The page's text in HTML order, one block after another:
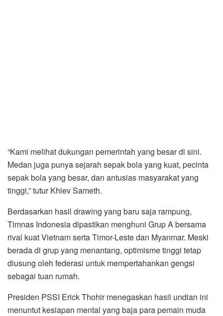
“Kami melihat dukungan pemerintah yang besar di sini.
Medan juga punya sejarah sepak bola yang kuat, pecinta
sepak bola yang besar, dan antusias masyarakat yang
tinggi,” tutur Khiev Sameth.
Berdasarkan hasil drawing yang baru saja rampung,
Timnas Indonesia dipastikan menghuni Grup A bersama
rival kuat Vietnam serta Timor-Leste dan Myanmar. Meski
berada di grup yang menantang, optimisme tinggi tetap
diusung oleh federasi untuk mempertahankan gengsi
sebagai tuan rumah.
Presiden PSSI Erick Thohir menegaskan hasil undian ini
menuntut kesiapan mental yang baja para pemain muda